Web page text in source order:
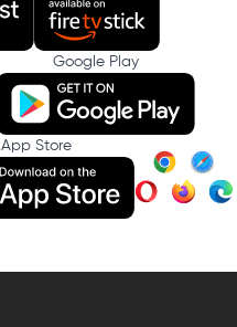
Google Play
App Store